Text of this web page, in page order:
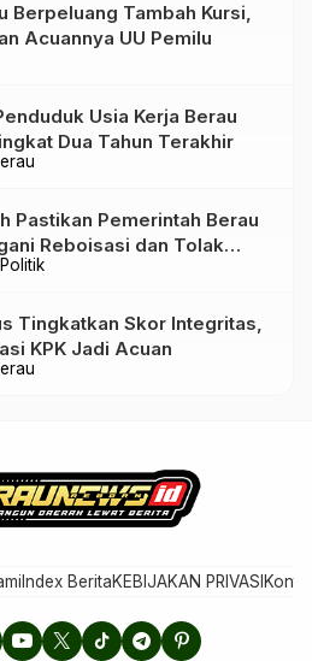
Berpeluang Tambah Kursi,
Acuannya UU Pemilu
Usia Kerja Berau
Dua Tahun Terakhir
Politik
Pastikan Pemerintah Berau
Reboisasi dan Tolak
Tingkatkan Skor Integritas,
KPK Jadi Acuan
Index BeritaKEBIJAKAN PRIVASI